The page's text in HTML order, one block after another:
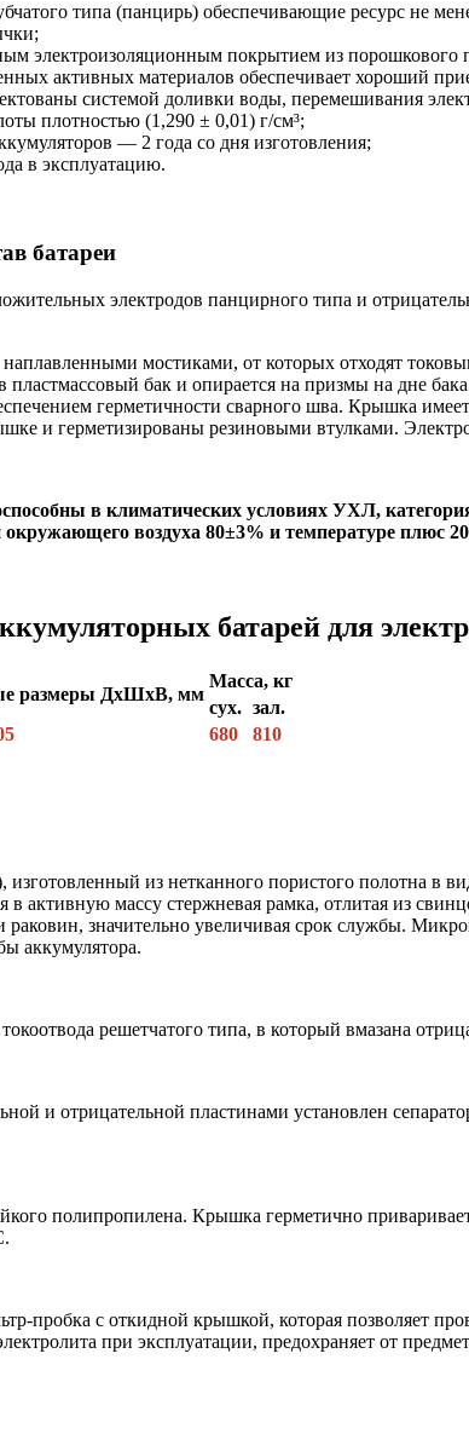
типа (панцирь) обеспечивающие ресурс не
электроизоляционным покрытием из порошкового
активных материалов обеспечивает хороший
системой доливки воды, перемешивания
плотностью (1,290 ± 0,01) г/см³;
— 2 года со дня изготовления;
в эксплуатацию.
батареи
электродов панцирного типа и
мостиками, от которых отходят
бак и опирается на призмы на дне
герметичности сварного шва. Крышка
и герметизированы резиновыми втулками.
в климатических условиях УХЛ,
воздуха 80±3% и температуре плюс
батарей для
размеры ДхШхВ, мм
Масса, кг
сух. зал.
680 810
из нетканного пористого полотна в
активную массу стержневая рамка, отлитая из
раковин, значительно увеличивая срок службы.
аккумулятора.
решетчатого типа, в который вмазана
и отрицательной пластинами установлен
полипропилена. Крышка герметично
пробка с откидной крышкой, которая позволяет
при эксплуатации, предохраняет от